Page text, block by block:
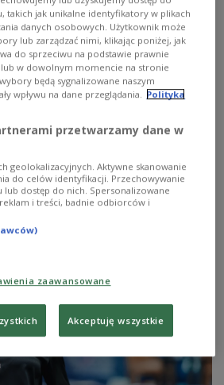
населенню. Для
2022 року 46%
і 34% донатили

виконавчою директоркою ЄБА про
результати нового щоквартального
війни» Європейської Бізнес Асоціації
takich jak unikalne identyfikatory w plikach
danych osobowych. Użytkownik może
lub zarządzać nimi, klikając poniżej, jak
do sprzeciwu na podstawie prawnie
w dowolnym momencie na stronie
będą sygnalizowane naszym
wpływu na dane przeglądania. Polityka
przetwarzamy dane w
geolokalizacyjnych. Aktywne skanowanie
do celów identyfikacji. Przechowywanie
dostęp do nich. Spersonalizowane
i treści, badnie odbiorców i
zaawansowane
Akceptuję wszystkie